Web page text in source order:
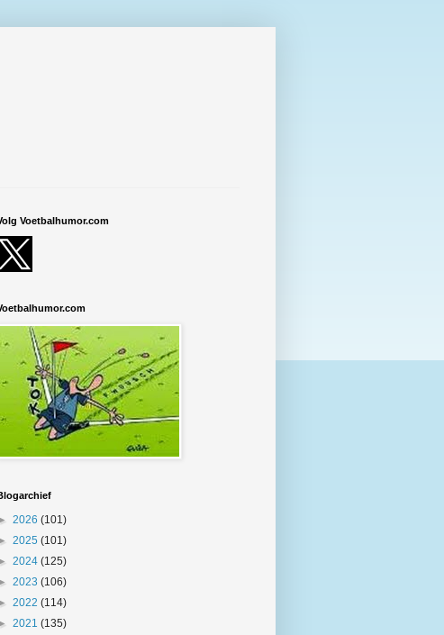
Voetbalhumor.com
2026 (101)
2025 (101)
2024 (125)
2023 (106)
2022 (114)
2021 (135)